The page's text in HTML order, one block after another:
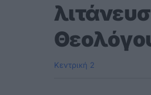
Κεντρική 2